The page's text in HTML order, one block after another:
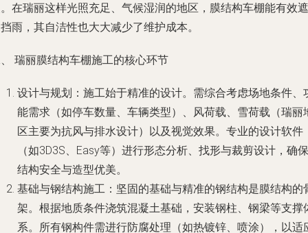
在瑞丽这样光照充足、气候湿润的地区，膜结构车棚能有效遮
雨，其自洁性也大大减少了维护成本。
瑞丽膜结构车棚施工的核心环节
设计与规划 ：施工始于精准的设计。需综合考虑场地条件、
能需求（如停车数量、车辆类型）、风荷载、雪荷载（瑞丽
区主要为抗风与排水设计）以及视觉效果。专业的设计软件
（如3D3S、Easy等）进行形态分析、找形与裁剪设计，确保
结构安全与造型优美。
基础与钢结构施工 ：坚固的基础与精准的钢结构是膜结构的
架。根据地质条件浇筑混凝土基础，安装钢柱、钢梁等支撑
系。所有钢构件需进行防腐处理（如热镀锌、喷涂），以适